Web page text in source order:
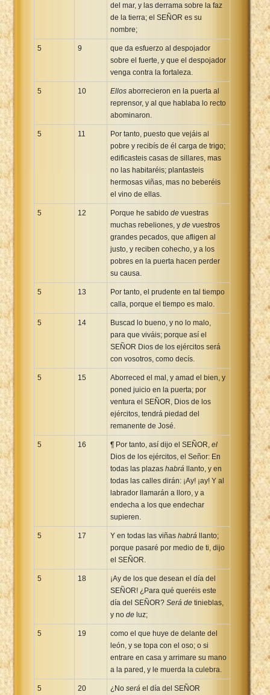
del mar, y las derrama sobre la faz
de la tierra; el SEÑOR es su
nombre;
5 9
que da esfuerzo al despojador
sobre el fuerte, y que el despojador
venga contra la fortaleza.
5 10 Ellos aborrecieron en la puerta al
reprensor, y al que hablaba lo recto
abominaron.
5 11
Por tanto, puesto que vejáis al
pobre y recibís de él carga de trigo;
edificasteis casas de sillares, mas
no las habitaréis; plantasteis
hermosas viñas, mas no beberéis
el vino de ellas.
5 12 Porque he sabido de vuestras
muchas rebeliones, y de vuestros
grandes pecados, que afligen al
justo, y reciben cohecho, y a los
pobres en la puerta hacen perder
su causa.
5 13
Por tanto, el prudente en tal tiempo
calla, porque el tiempo es malo.
5 14
Buscad lo bueno, y no lo malo,
para que viváis; porque así el
SEÑOR Dios de los ejércitos será
con vosotros, como decís.
5 15
Aborreced el mal, y amad el bien, y
poned juicio en la puerta; por
ventura el SEÑOR, Dios de los
ejércitos, tendrá piedad del
remanente de José.
5 16 ¶ Por tanto, así dijo el SEÑOR, el
Dios de los ejércitos, el Señor: En
todas las plazas habrá llanto, y en
todas las calles dirán: ¡Ay! ¡ay! Y al
labrador llamarán a lloro, y a
endecha a los que endechar
supieren.
5 17 Y en todas las viñas habrá llanto;
porque pasaré por medio de ti, dijo
el SEÑOR.
5 18
¡Ay de los que desean el día del
SEÑOR! ¿Para qué queréis este
día del SEÑOR? Será de tinieblas,
y no de luz;
5 19
como el que huye de delante del
león, y se topa con el oso; o si
entrare en casa y arrimare su mano
a la pared, y le muerda la culebra.
5 20 ¿No será el día del SEÑOR